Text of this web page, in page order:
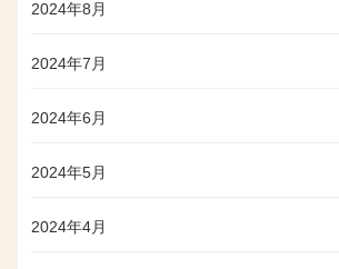
2024年8月
2024年7月
2024年6月
2024年5月
2024年4月